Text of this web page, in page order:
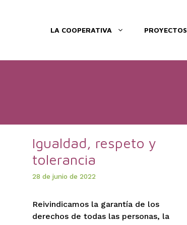
LA COOPERATIVA PROYECTOS
Igualdad, respeto y
tolerancia
28 de junio de 2022
Reivindicamos la garantía de los
derechos de todas las personas, la